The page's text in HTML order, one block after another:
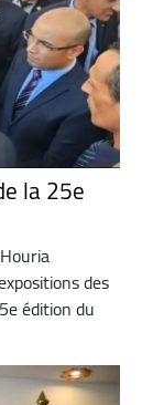
la 25e
des
édition du